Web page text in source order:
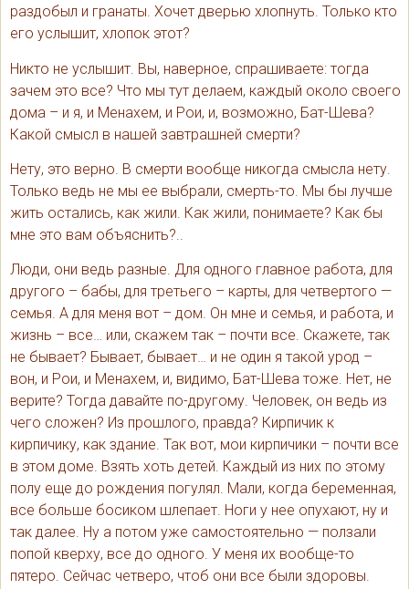
раздобыл и гранаты. Хочет дверью хлопнуть. Только кто
его услышит, хлопок этот?
Никто не услышит. Вы, наверное, спрашиваете: тогда
зачем это все? Что мы тут делаем, каждый около своего
дома – и я, и Менахем, и Рои, и, возможно, Бат-Шева?
Какой смысл в нашей завтрашней смерти?
Нету, это верно. В смерти вообще никогда смысла нету.
Только ведь не мы ее выбрали, смерть-то. Мы бы лучше
жить остались, как жили. Как жили, понимаете? Как бы
мне это вам объяснить?..
Люди, они ведь разные. Для одного главное работа, для
другого – бабы, для третьего – карты, для четвертого —
семья. А для меня вот – дом. Он мне и семья, и работа, и
жизнь – все… или, скажем так – почти все. Скажете, так
не бывает? Бывает, бывает… и не один я такой урод –
вон, и Рои, и Менахем, и, видимо, Бат-Шева тоже. Нет, не
верите? Тогда давайте по-другому. Человек, он ведь из
чего сложен? Из прошлого, правда? Кирпичик к
кирпичику, как здание. Так вот, мои кирпичики – почти все
в этом доме. Взять хоть детей. Каждый из них по этому
полу еще до рождения погулял. Мали, когда беременная,
все больше босиком шлепает. Ноги у нее опухают, ну и
так далее. Ну а потом уже самостоятельно — ползали
попой кверху, все до одного. У меня их вообще-то
пятеро. Сейчас четверо, чтоб они все были здоровы.